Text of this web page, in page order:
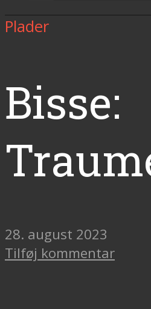
Plader
Bisse:
28. august 2023
Tilføj kommentar